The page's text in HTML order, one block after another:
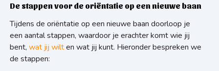
De stappen voor de oriëntatie op een nieuwe baan
Tijdens de oriëntatie op een nieuwe baan doorloop je
een aantal stappen, waardoor je erachter komt wie jij
bent, wat jij wilten wat jij kunt. Hieronder bespreken we
de stappen: